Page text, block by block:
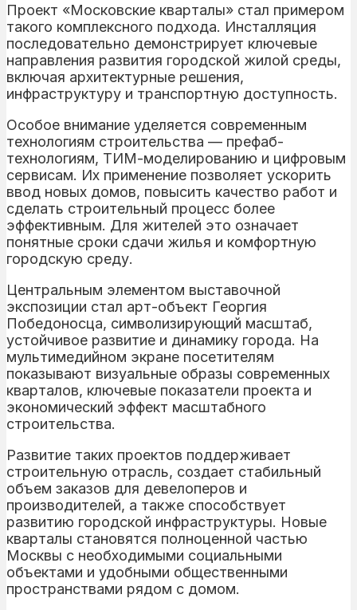
Проект «Московские кварталы» стал примером
такого комплексного подхода. Инсталляция
последовательно демонстрирует ключевые
направления развития городской жилой среды,
включая архитектурные решения,
инфраструктуру и транспортную доступность.
Особое внимание уделяется современным
технологиям строительства — префаб-
технологиям, ТИМ-моделированию и цифровым
сервисам. Их применение позволяет ускорить
ввод новых домов, повысить качество работ и
сделать строительный процесс более
эффективным. Для жителей это означает
понятные сроки сдачи жилья и комфортную
городскую среду.
Центральным элементом выставочной
экспозиции стал арт-объект Георгия
Победоносца, символизирующий масштаб,
устойчивое развитие и динамику города. На
мультимедийном экране посетителям
показывают визуальные образы современных
кварталов, ключевые показатели проекта и
экономический эффект масштабного
строительства.
Развитие таких проектов поддерживает
строительную отрасль, создает стабильный
объем заказов для девелоперов и
производителей, а также способствует
развитию городской инфраструктуры. Новые
кварталы становятся полноценной частью
Москвы с необходимыми социальными
объектами и удобными общественными
пространствами рядом с домом.